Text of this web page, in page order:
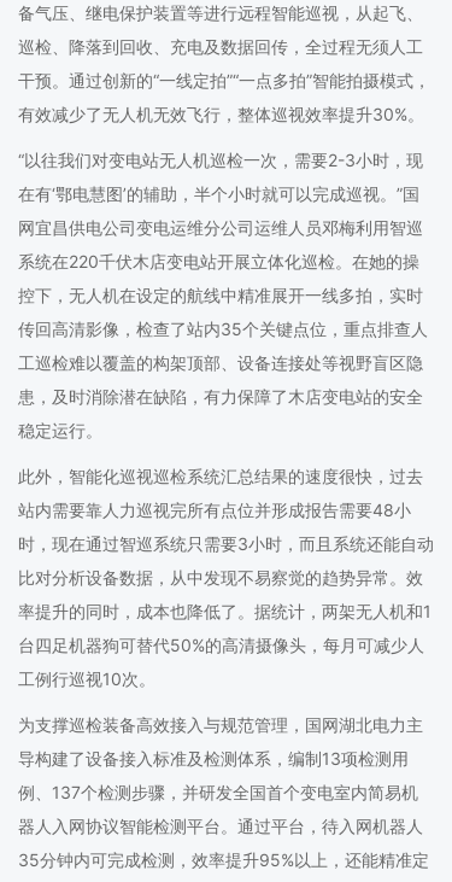
备气压、继电保护装置等进行远程智能巡视，从起飞、
巡检、降落到回收、充电及数据回传，全过程无须人工
干预。通过创新的“一线定拍”“一点多拍”智能拍摄模式，
有效减少了无人机无效飞行，整体巡视效率提升30%。
“以往我们对变电站无人机巡检一次，需要2-3小时，现
在有‘鄂电慧图’的辅助，半个小时就可以完成巡视。”国
网宜昌供电公司变电运维分公司运维人员邓梅利用智巡
系统在220千伏木店变电站开展立体化巡检。在她的操
控下，无人机在设定的航线中精准展开一线多拍，实时
传回高清影像，检查了站内35个关键点位，重点排查人
工巡检难以覆盖的构架顶部、设备连接处等视野盲区隐
患，及时消除潜在缺陷，有力保障了木店变电站的安全
稳定运行。
此外，智能化巡视巡检系统汇总结果的速度很快，过去
站内需要靠人力巡视完所有点位并形成报告需要48小
时，现在通过智巡系统只需要3小时，而且系统还能自动
比对分析设备数据，从中发现不易察觉的趋势异常。效
率提升的同时，成本也降低了。据统计，两架无人机和1
台四足机器狗可替代50%的高清摄像头，每月可减少人
工例行巡视10次。
为支撑巡检装备高效接入与规范管理，国网湖北电力主
导构建了设备接入标准及检测体系，编制13项检测用
例、137个检测步骤，并研发全国首个变电室内简易机
器人入网协议智能检测平台。通过平台，待入网机器人
35分钟内可完成检测，效率提升95%以上，还能精准定